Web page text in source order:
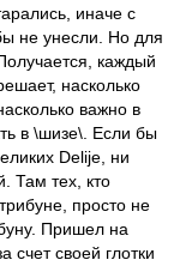
иначе с
не унесли. Но для
каждый
насколько
важно в
в \шизе\. Если бы
Delije, ни
Там тех, кто
просто не
Пришел на
счет своей глотки